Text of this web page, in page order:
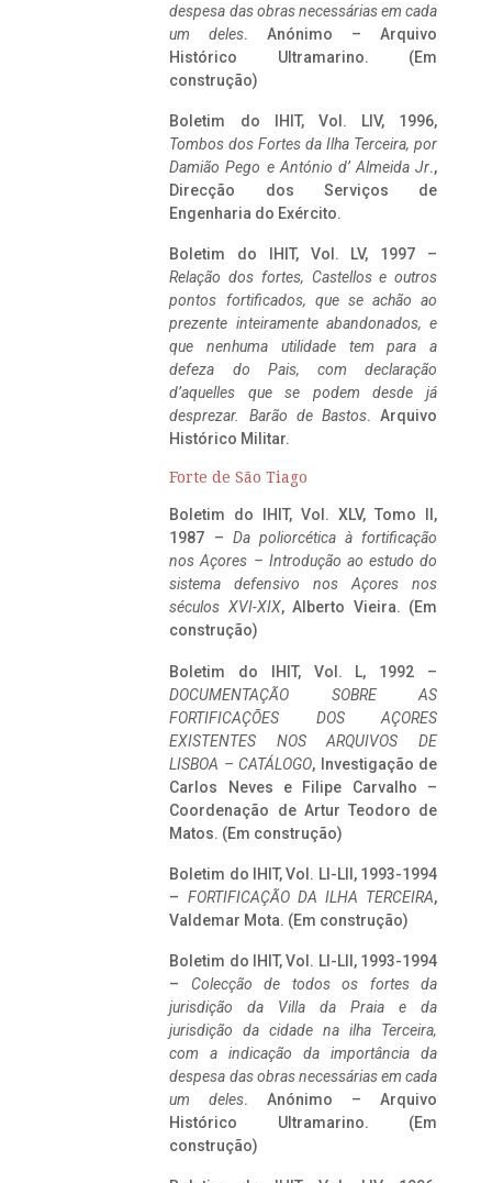
despesa das obras necessárias em cada
um deles. Anónimo – Arquivo
Histórico Ultramarino. (Em
construção)
Boletim do IHIT, Vol. LIV, 1996,
Tombos dos Fortes da Ilha Terceira, por
Damião Pego e António d’ Almeida Jr.,
Direcção dos Serviços de
Engenharia do Exército.
Boletim do IHIT, Vol. LV, 1997 –
Relação dos fortes, Castellos e outros
pontos fortificados, que se achão ao
prezente inteiramente abandonados, e
que nenhuma utilidade tem para a
defeza do Pais, com declaração
d’aquelles que se podem desde já
desprezar. Barão de Bastos. Arquivo
Histórico Militar.
Forte de São Tiago
Boletim do IHIT, Vol. XLV, Tomo II,
1987 – Da poliorcética à fortificação
nos Açores – Introdução ao estudo do
sistema defensivo nos Açores nos
séculos XVI-XIX, Alberto Vieira. (Em
construção)
Boletim do IHIT, Vol. L, 1992 –
DOCUMENTAÇÃO SOBRE AS
FORTIFICAÇÕES DOS AÇORES
EXISTENTES NOS ARQUIVOS DE
LISBOA – CATÁLOGO, Investigação de
Carlos Neves e Filipe Carvalho –
Coordenação de Artur Teodoro de
Matos. (Em construção)
Boletim do IHIT, Vol. LI-LII, 1993-1994
– FORTIFICAÇÃO DA ILHA TERCEIRA,
Valdemar Mota. (Em construção)
Boletim do IHIT, Vol. LI-LII, 1993-1994
– Colecção de todos os fortes da
jurisdição da Villa da Praia e da
jurisdição da cidade na ilha Terceira,
com a indicação da importância da
despesa das obras necessárias em cada
um deles. Anónimo – Arquivo
Histórico Ultramarino. (Em
construção)